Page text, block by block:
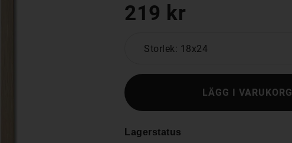
219 kr
Storlek: 18x24
LÄGG I VARUKORG
Lagerstatus